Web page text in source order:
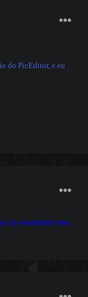
do PicEditor, e eu
to montando meu